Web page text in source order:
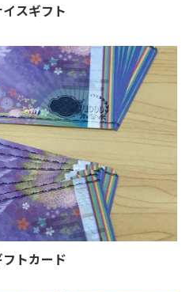
スギフト
トカード
合わせください